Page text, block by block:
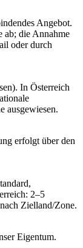
Angebot.
ab; die Annahme
oder durch
In Österreich
ausgewiesen.
erfolgt über den
2–5
Zielland/Zone.
Eigentum.